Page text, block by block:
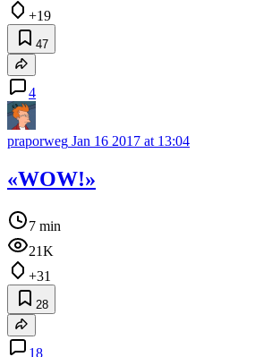
+19
47
4
praporweg Jan 16 2017 at 13:04
«WOW!»
7 min
21K
+31
28
18